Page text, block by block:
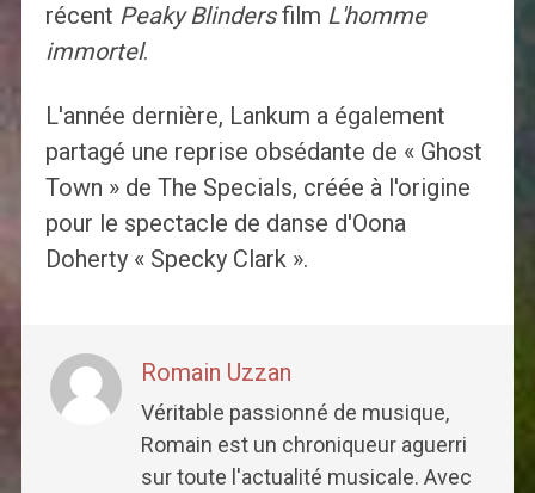
récent Peaky Blindersfilm L'homme
immortel.
L'année dernière, Lankum a également
partagé une reprise obsédante de « Ghost
Town » de The Specials, créée à l'origine
pour le spectacle de danse d'Oona
Doherty « Specky Clark ».
Romain Uzzan
Véritable passionné de musique,
Romain est un chroniqueur aguerri
sur toute l'actualité musicale. Avec